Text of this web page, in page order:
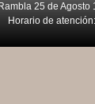
25 de
Horario de